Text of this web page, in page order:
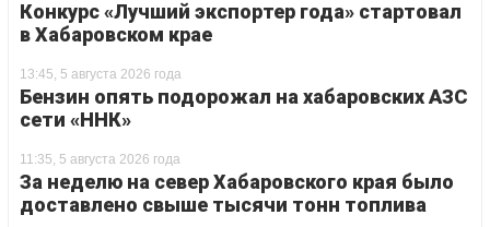
Конкурс «Лучший экспортер года» стартовал
в Хабаровском крае
13:45, 5 августа 2026 года
Бензин опять подорожал на хабаровских АЗС
сети «ННК»
11:35, 5 августа 2026 года
За неделю на север Хабаровского края было
доставлено свыше тысячи тонн топлива